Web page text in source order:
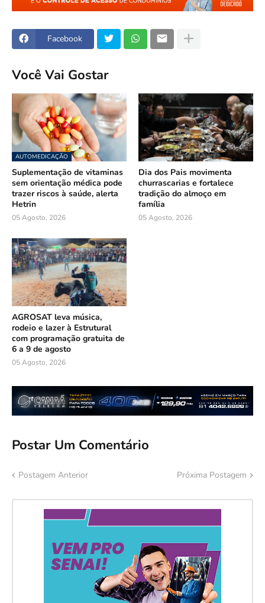
Facebook
Você Vai Gostar
AUTOMEDICAÇÃO
Suplementação de vitaminas
sem orientação médica pode
trazer riscos à saúde, alerta
Hetrin
05 Agosto, 2026
Dia dos Pais movimenta
churrascarias e fortalece
tradição do almoço em
família
05 Agosto, 2026
AGROSAT leva música,
rodeio e lazer à Estrutural
com programação gratuita de
6 a 9 de agosto
05 Agosto, 2026
Postar Um Comentário
Postagem Anterior Próxima Postagem